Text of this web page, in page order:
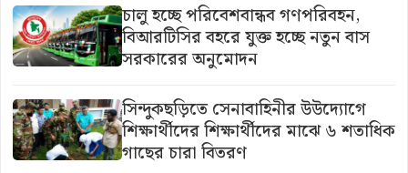
চালু হচ্ছে পরিবেশবান্ধব গণপরিবহন,
বিআরটিসির বহরে যুক্ত হচ্ছে নতুন বাস
সরকারের অনুমোদন
সিন্দুকছড়িতে সেনাবাহিনীর উউদ্যোগে
শিক্ষার্থীদের শিক্ষার্থীদের মাঝে ৬ শতাধিক
গাছের চারা বিতরণ